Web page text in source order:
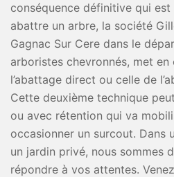
conséquence définitive qui est
abattre un arbre, la société
Gagnac Sur Cere dans le
arboristes chevronnés, met
l’abattage direct ou celle de
Cette deuxième technique
ou avec rétention qui va
occasionner un surcout. Dans
un jardin privé, nous sommes
répondre à vos attentes.